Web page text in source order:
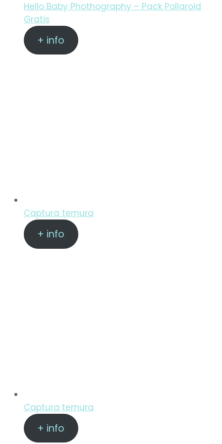
Hello Baby Phothography – Pack Pollaroid
Gratis
+ info
Captura ternura
+ info
Captura ternura
+ info